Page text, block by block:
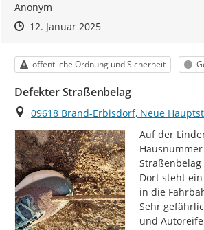
Anonym
Zeitpunkt des Erstellens
Zeitpunkt des Erstellens
12. Januar 2025Zur Äußerung
Kategorie
öffentliche Ordnung und Sicherheit
Defekter Straßenbelag
Ort
09618 Brand-Erbisdorf, Neue
Auf der
Straßenbelag
Dort steht
in die
Sehr
und